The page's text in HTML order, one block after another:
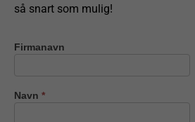
så snart som mulig!
Kontakt
Firmanavn
Navn *